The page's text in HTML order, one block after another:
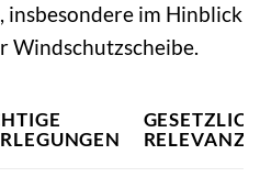
insbesondere im Hinblick
Windschutzscheibe.
RELEVANZ